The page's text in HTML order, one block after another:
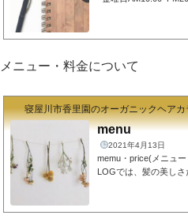
所】〒572-0084 大阪
ております。駅出口や
メニュー・料金について
寝屋川市香里園のオーガニックヘア
menu
2021年4月13日
memu・price(メニュ
LOGでは、髪の美しさ
そ私たちは、髪と頭皮